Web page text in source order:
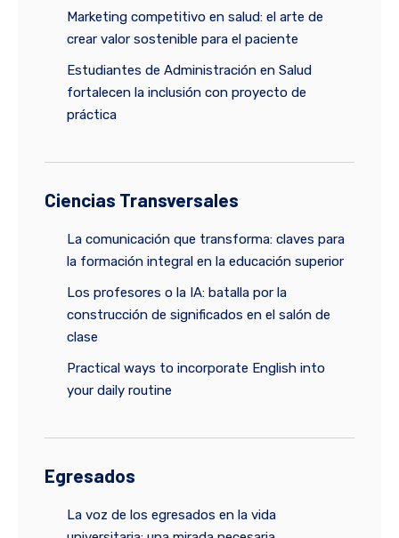
Marketing competitivo en salud: el arte de
crear valor sostenible para el paciente
Estudiantes de Administración en Salud
fortalecen la inclusión con proyecto de
práctica
Ciencias Transversales
La comunicación que transforma: claves para
la formación integral en la educación superior
Los profesores o la IA: batalla por la
construcción de significados en el salón de
clase
Practical ways to incorporate English into
your daily routine
Egresados
La voz de los egresados en la vida